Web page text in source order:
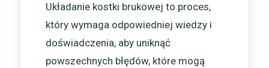
Układanie kostki brukowej to proces,
który wymaga odpowiedniej wiedzy i
doświadczenia, aby uniknąć
powszechnych błędów, które mogą